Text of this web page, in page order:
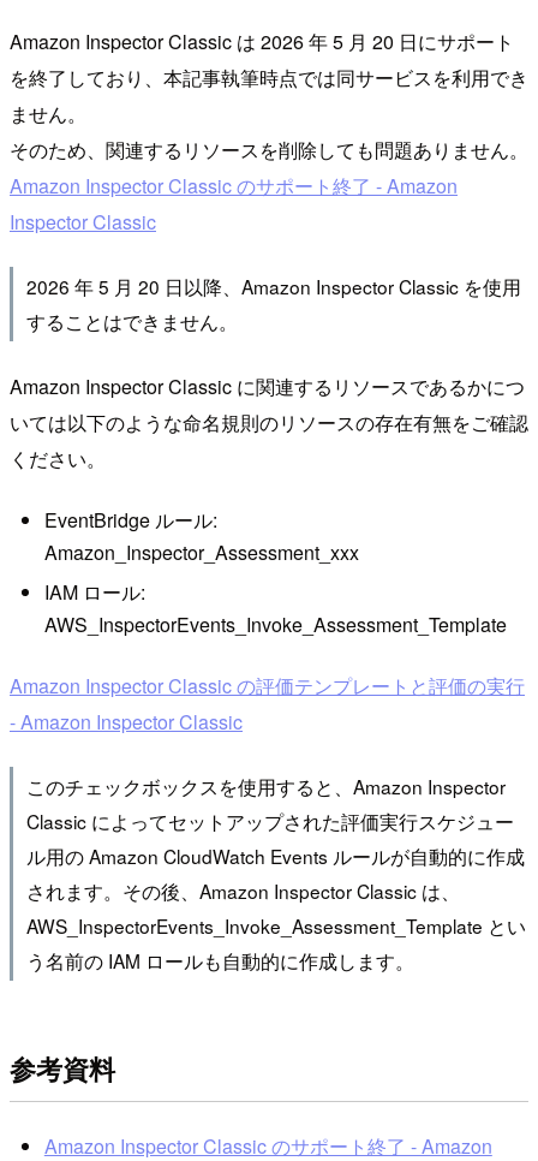
Amazon Inspector Classic は 2026 年 5 月 20 日にサポート
を終了しており、本記事執筆時点では同サービスを利用でき
ません。
そのため、関連するリソースを削除しても問題ありません。
Amazon Inspector Classic のサポート終了 - Amazon
Inspector Classic
2026 年 5 月 20 日以降、Amazon Inspector Classic を使用
することはできません。
Amazon Inspector Classic に関連するリソースであるかにつ
いては以下のような命名規則のリソースの存在有無をご確認
ください。
EventBridge ルール:
Amazon_Inspector_Assessment_xxx
IAM ロール:
AWS_InspectorEvents_Invoke_Assessment_Template
Amazon Inspector Classic の評価テンプレートと評価の実行
- Amazon Inspector Classic
このチェックボックスを使用すると、Amazon Inspector
Classic によってセットアップされた評価実行スケジュー
ル用の Amazon CloudWatch Events ルールが自動的に作成
されます。その後、Amazon Inspector Classic は、
AWS_InspectorEvents_Invoke_Assessment_Template とい
う名前の IAM ロールも自動的に作成します。
参考資料
Amazon Inspector Classic のサポート終了 - Amazon